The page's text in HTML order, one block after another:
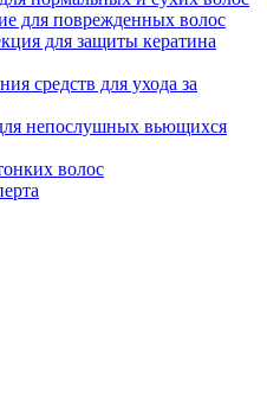
для поврежденных волос
для защиты кератина
средств для ухода за
непослушных вьющихся
волос